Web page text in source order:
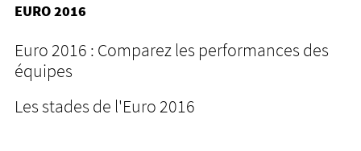
EURO 2016
Euro 2016 : Comparez les performances des
équipes
Les stades de l'Euro 2016